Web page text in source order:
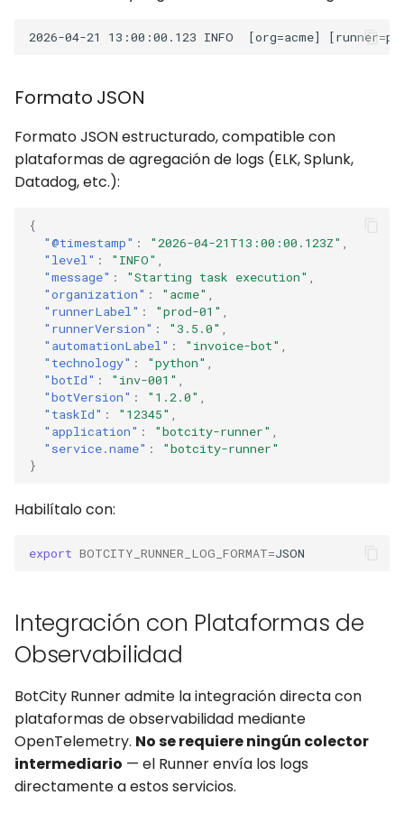
Formato JSON
Formato JSON estructurado, compatible con
plataformas de agregación de logs (ELK, Splunk,
Datadog, etc.):
{
"@timestamp" : "2026-04-21T13:00:00.123Z"
"level" : "INFO"
"message" : "Starting task execution"
"organization" : "acme"
"runnerLabel" : "prod-01"
"runnerVersion" : "3.5.0"
"automationLabel" : "invoice-bot"
"technology" : "python"
"botId" : "inv-001"
"botVersion" : "1.2.0"
"taskId" : "12345"
"application" : "botcity-runner"
"service.name" :
"botcity-runner"
}
Habilítalo con:
export BOTCITY_RUNNER_LOG_FORMAT=
Integración con Plataformas de
Observabilidad
BotCity Runner admite la integración directa con
plataformas de observabilidad mediante
OpenTelemetry. No se requiere ningún colector
intermediario — el Runner envía los logs
directamente a estos servicios.